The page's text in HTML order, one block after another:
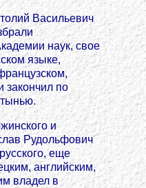
Васильевич
наук, свое
языке,
закончил по
и
Рудольфович
еще
английским,
владел в